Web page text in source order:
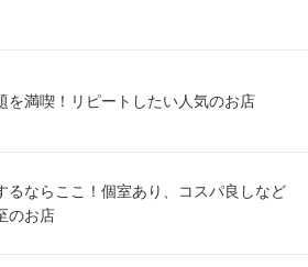
を満喫！リピートしたい人気のお店
るならここ！個室あり、コスパ良しなど
のお店